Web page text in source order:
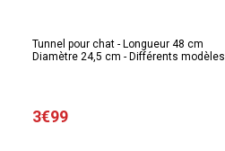
Tunnel pour chat - Longueur 48 cm
Diamètre 24,5 cm - Différents modèles
3€99